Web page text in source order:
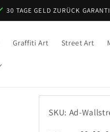
30 TAGE GELD ZURÜCK
Graffiti Art Street Art
SKU: Ad-